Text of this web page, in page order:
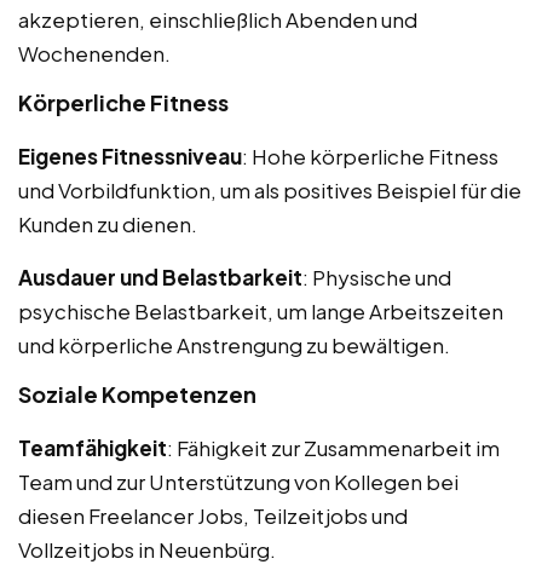
akzeptieren, einschließlich Abenden und
Wochenenden.
Körperliche Fitness
Eigenes Fitnessniveau: Hohe körperliche Fitness
und Vorbildfunktion, um als positives Beispiel für die
Kunden zu dienen.
Ausdauer und Belastbarkeit: Physische und
psychische Belastbarkeit, um lange Arbeitszeiten
und körperliche Anstrengung zu bewältigen.
Soziale Kompetenzen
Teamfähigkeit: Fähigkeit zur Zusammenarbeit im
Team und zur Unterstützung von Kollegen bei
diesen Freelancer Jobs, Teilzeitjobs und
Vollzeitjobs in Neuenbürg.